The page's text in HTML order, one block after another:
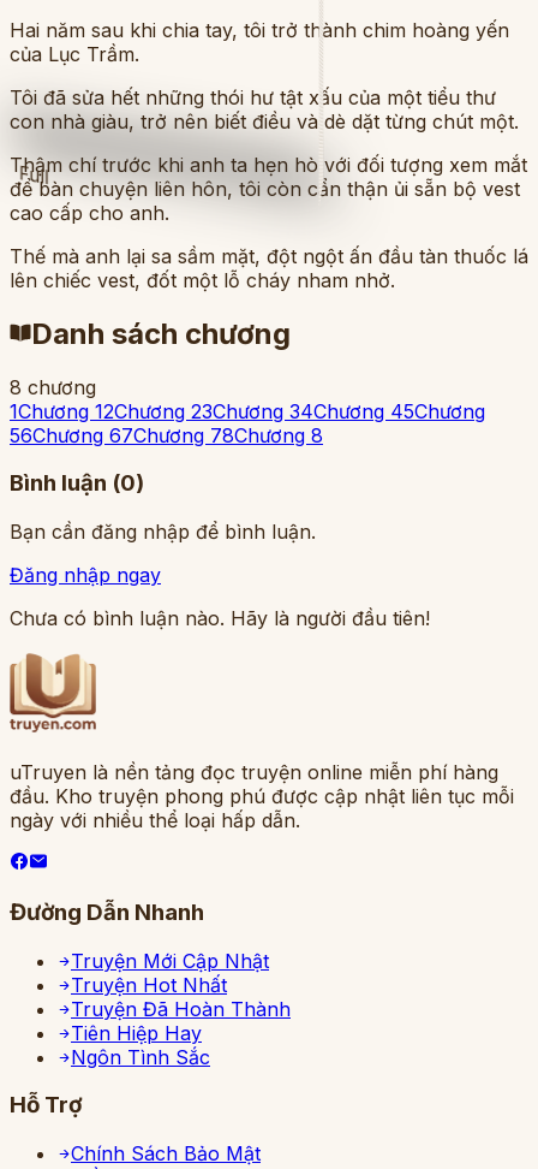
Full
Hai năm sau khi chia tay, tôi trở thành chim hoàng yến
của Lục Trầm.
Tôi đã sửa hết những thói hư tật xấu của một tiểu thư
con nhà giàu, trở nên biết điều và dè dặt từng chút một.
Thậm chí trước khi anh ta hẹn hò với đối tượng xem mắt
để bàn chuyện liên hôn, tôi còn cẩn thận ủi sẵn bộ vest
cao cấp cho anh.
Thế mà anh lại sa sầm mặt, đột ngột ấn đầu tàn thuốc lá
lên chiếc vest, đốt một lỗ cháy nham nhở.
Danh sách chương
8 chương
1Chương 12Chương 23Chương 34Chương 45Chương
56Chương 67Chương 78Chương 8
Bình luận (0)
Bạn cần đăng nhập để bình luận.
Đăng nhập ngay
Chưa có bình luận nào. Hãy là người đầu tiên!
uTruyen là nền tảng đọc truyện online miễn phí hàng
đầu. Kho truyện phong phú được cập nhật liên tục mỗi
ngày với nhiều thể loại hấp dẫn.
Đường Dẫn Nhanh
Truyện Mới Cập Nhật
Truyện Hot Nhất
Truyện Đã Hoàn Thành
Tiên Hiệp Hay
Ngôn Tình Sắc
Hỗ Trợ
Chính Sách Bảo Mật